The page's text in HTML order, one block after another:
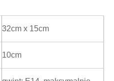
32cm x 15cm
10cm